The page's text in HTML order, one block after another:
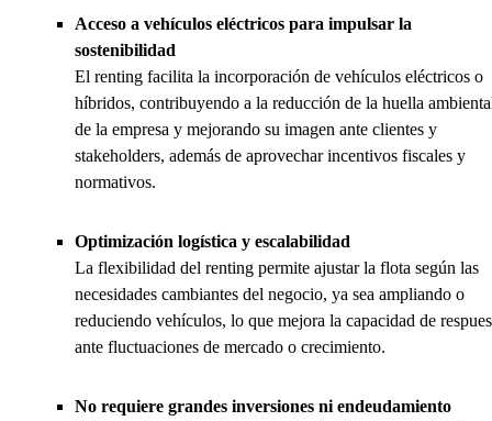
Acceso a vehículos eléctricos para impulsar la
sostenibilidad
El renting facilita la incorporación de vehículos eléctricos o
híbridos, contribuyendo a la reducción de la huella
de la empresa y mejorando su imagen ante clientes y
stakeholders, además de aprovechar incentivos fiscales y
normativos.
Optimización logística y escalabilidad
La flexibilidad del renting permite ajustar la flota según las
necesidades cambiantes del negocio, ya sea ampliando o
reduciendo vehículos, lo que mejora la capacidad de
ante fluctuaciones de mercado o crecimiento.
No requiere grandes inversiones ni endeudamiento